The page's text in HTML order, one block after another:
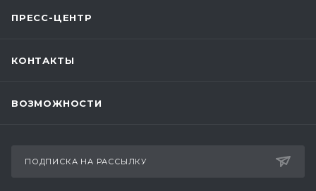
ПРЕСС-ЦЕНТР
КОНТАКТЫ
ВОЗМОЖНОСТИ
ПОДПИСКА НА РАССЫЛКУ